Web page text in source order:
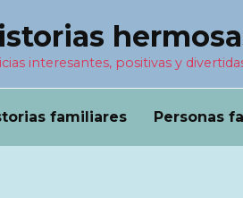
interesantes, positivas y
familiares Personas